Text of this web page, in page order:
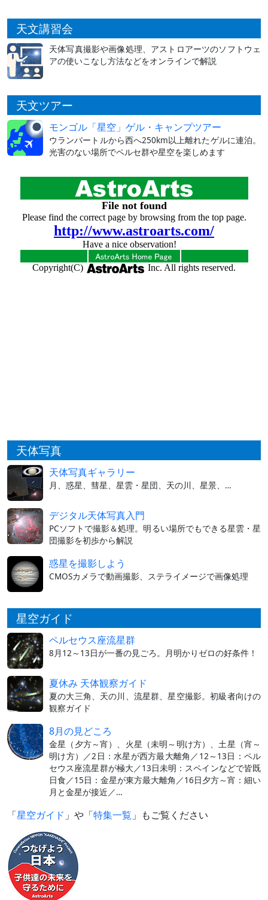
天文講習会
天体写真撮影や画像処理、アストロアーツのソフトウェ
アの使いこなし方法などをオンラインで解説
天文ツアー
モンゴル「星空」ゲル・キャンプツアー
ウランバートルから西へ250km以上離れたゲルに連泊。
光害のない場所でペルセ群や星空を楽しめます
天体写真
天体写真ギャラリー
月、惑星、彗星、星雲・星団、天の川、星景、…
デジタル天体写真入門
PCソフトで撮影＆処理。明るい場所でもできる星雲・星
団撮影を初歩から解説
惑星を撮影しよう
CMOSカメラで動画撮影、ステライメージで画像処理
星空ガイド
ペルセウス座流星群
8月12～13日が一番の見ごろ。月明かりゼロの好条件！
夏休み 天体観察ガイド
夏の大三角、天の川、流星群、星空撮影。初級者向けの
観察ガイド
8月の見どころ
金星（夕方～宵）、火星（未明～明け方）、土星（宵～
明け方）／2日：水星が西方最大離角／12～13日：ペル
セウス座流星群が極大／13日未明：スペインなどで皆既
日食／15日：金星が東方最大離角／16日夕方～宵：細い
月と金星が接近／…
「星空ガイド 」や「特集一覧 」もご覧ください